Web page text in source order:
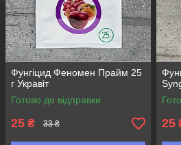
Фунгіцид Феномен Прайм 25
г Укравіт
Готово до відправки
25 ₴ 33 ₴ 25